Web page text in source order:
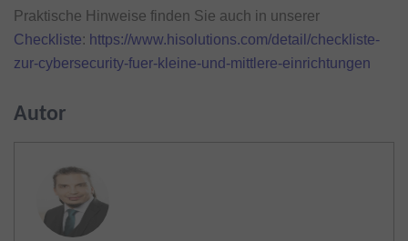
Praktische Hinweise finden Sie auch in unserer
Checkliste: https://www.hisolutions.com/detail/checkliste-
zur-cybersecurity-fuer-kleine-und-mittlere-einrichtungen
Autor